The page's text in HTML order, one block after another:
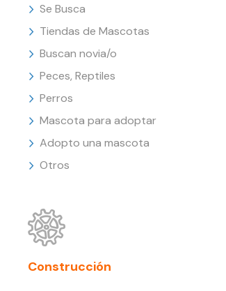
Se Busca
Tiendas de Mascotas
Buscan novia/o
Peces, Reptiles
Perros
Mascota para adoptar
Adopto una mascota
Otros
Construcción